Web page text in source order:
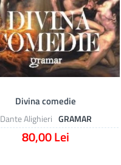
Dante Alighieri GRAMAR
Divina comedie
80,00 Lei